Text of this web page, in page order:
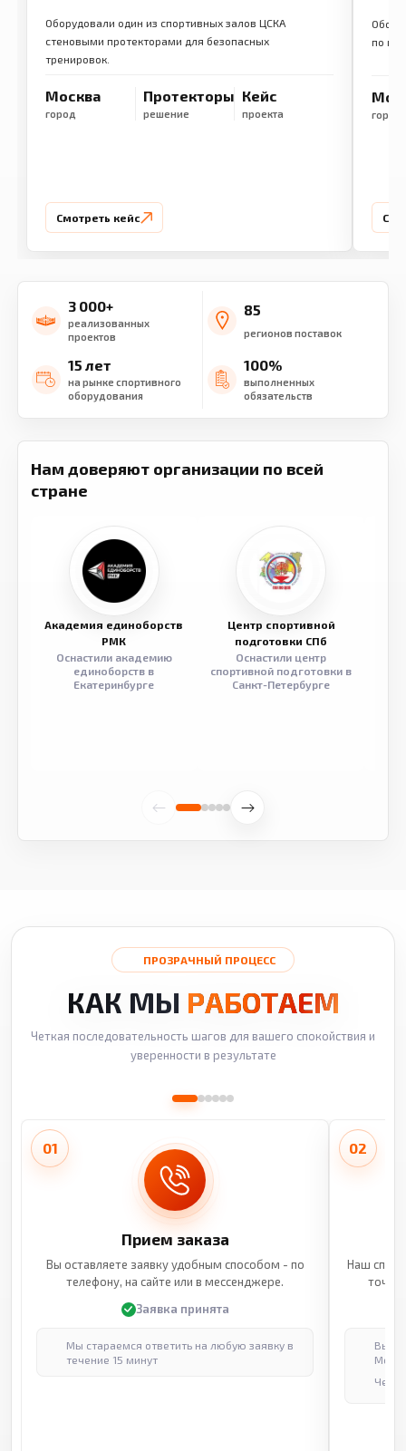
Оборудовали один из спортивных залов ЦСКА
стеновыми протекторами для безопасных
тренировок.
Москва
город
Протекторы
решение
Кейс
проекта
Смотреть кейс
по
город
3 000+
реализованных
проектов
85
регионов поставок
15 лет
на рынке спортивного
оборудования
100%
выполненных
обязательств
Нам доверяют организации по всей
стране
Академия единоборств
РМК
Оснастили академию
единоборств в
Екатеринбурге
Центр спортивной
подготовки СПб
Оснастили центр
спортивной подготовки в
Санкт-Петербурге
ПРОЗРАЧНЫЙ ПРОЦЕСС
КАК МЫ РАБОТАЕМ
Четкая последовательность шагов для вашего спокойствия и
уверенности в результате
01
Прием заказа
Вы оставляете заявку удобным способом - по
телефону, на сайте или в мессенджере.
Заявка принята
Мы стараемся ответить на любую заявку в
течение 15 минут
02
Наш